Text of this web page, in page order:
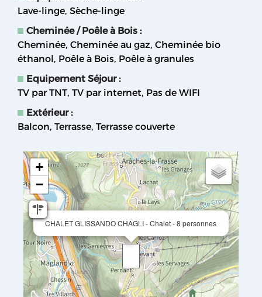
Lave-linge Sèche-linge
Cheminée / Poêle à Bois :
Cheminée Cheminée au gaz Cheminée bio
éthanol Poêle à Bois Poêle à granules
Equipement Séjour:
TV par TNT TV par internet Pas de WIFI
Extérieur:
Balcon Terrasse Terrasse couverte
CHALET GLISSANDO CHAGLI - Chalet - 8 personnes
+
−